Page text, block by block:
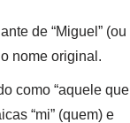
de “Miguel” (ou
nome original.
como “aquele que
“mi” (quem) e